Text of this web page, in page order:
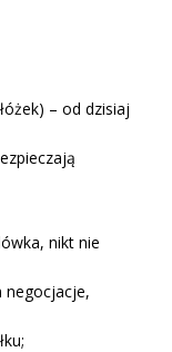
– od dzisiaj
nikt nie
negocjacje,